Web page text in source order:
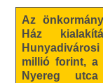
Az
Ház
millió forint, a
Nyereg